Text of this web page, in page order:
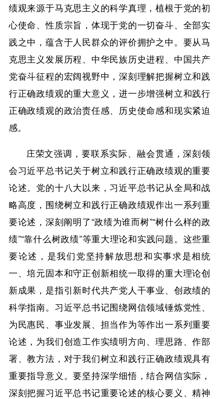
绩观来源于马克思主义的科学真理，植根于党的初
心使命、性质宗旨，体现于党的一切奋斗、全部实
践之中，蕴含于人民群众的评价拥护之中。要从马
克思主义发展历程、中华民族历史进程、中国共产
党奋斗征程的宏阔视野中，深刻理解把握树立和践
行正确政绩观的重大意义，进一步增强树立和践行
正确政绩观的政治责任感、历史使命感和现实紧迫
感。
庄荣文强调，要联系实际、融会贯通，深刻领
会习近平总书记关于树立和践行正确政绩观的重要
论述。党的十八大以来，习近平总书记从全局和战
略高度，围绕树立和践行正确政绩观作出一系列重
要论述，深刻阐明了“政绩为谁而树”“树什么样的政
绩”“靠什么树政绩”等重大理论和实践问题。这些重
要论述，是我们党坚持解放思想和实事求是相统
一、培元固本和守正创新相统一取得的重大理论创
新成果，是指引新时代共产党人干事业、创政绩的
科学指南。习近平总书记围绕网信领域锤炼党性、
为民惠民、事业发展、担当作为等作出一系列重要
论述，为我们创造工作实绩明方向、理思路、作部
署、教方法，对于我们树立和践行正确政绩观具有
重要指导意义。要坚持深学细悟，结合网信实际，
深刻把握习近平总书记重要论述的核心要义、精神